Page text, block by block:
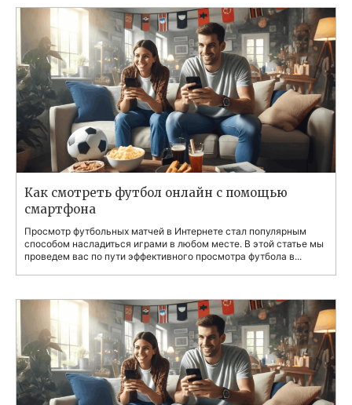
Как смотреть футбол онлайн с помощью
смартфона
Просмотр футбольных матчей в Интернете стал популярным
способом насладиться играми в любом месте. В этой статье мы
проведем вас по пути эффективного просмотра футбола в...